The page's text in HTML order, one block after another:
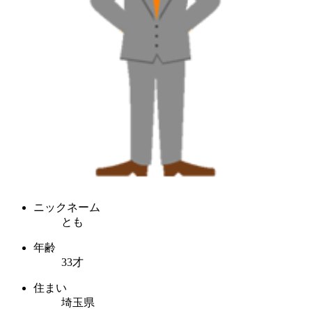
ニックネーム
とも
年齢
33才
住まい
埼玉県